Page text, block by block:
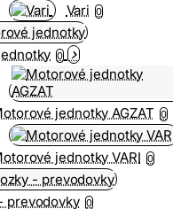
Vari 0
0
jednotky AGZAT 0
jednotky VARI 0
prevodovky 0